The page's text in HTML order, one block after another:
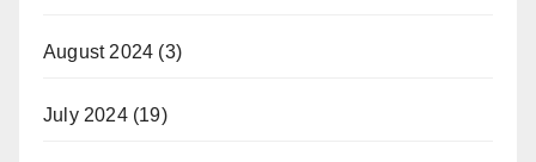
August 2024 (3)
July 2024(19)